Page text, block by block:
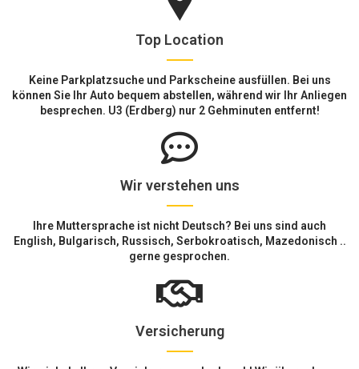
Top Location
Keine Parkplatzsuche und Parkscheine ausfüllen. Bei uns
können Sie Ihr Auto bequem abstellen, während wir Ihr Anliegen
besprechen. U3 (Erdberg) nur 2 Gehminuten entfernt!
Wir verstehen uns
Ihre Muttersprache ist nicht Deutsch? Bei uns sind auch
English, Bulgarisch, Russisch, Serbokroatisch, Mazedonisch ..
gerne gesprochen.
Versicherung